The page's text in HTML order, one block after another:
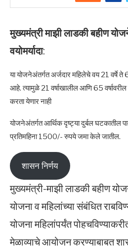
मुख्यमंत्री माझी लाडकी बहीण
वयोमर्यादा:
या योजनेअंतर्गत अर्जदार महिलेचे वय 21 वर्षे
आहे. त्यामुळे 21 वर्षाखालील आणि 65
करता येणार नाही
योजनेअंतर्गत आर्थिक दृष्ट्या दुर्बल घटकातील
प्रतिमहिना 1500/- रुपये जमा केले जातील.
शासन निर्णय
मुख्यमंत्री-माझी लाडकी बहीण
योजना व महिलांच्या संबंधित
योजना महिलांपर्यंत
मेळाव्याचे आयोजन करण्याबाबत